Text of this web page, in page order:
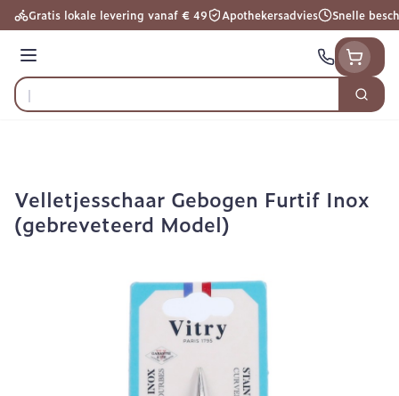
Ga naar de inhoud
Gratis lokale levering vanaf € 49 Apothekersadvies Snelle
Menu
Product, merk, categorie...
Zoek
Velletjesschaar Gebogen Furtif Inox
(gebreveteerd Model)